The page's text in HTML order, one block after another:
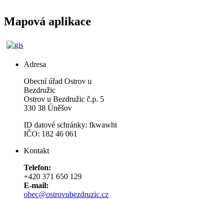
Mapová aplikace
Adresa
Obecní úřad Ostrov u
Bezdružic
Ostrov u Bezdružic č.p. 5
330 38 Úněšov
ID datové schránky: fkwawht
IČO: 182 46 061
Kontakt
Telefon:
+420 371 650 129
E-mail:
obec@ostrovubezdruzic.cz